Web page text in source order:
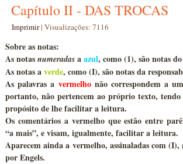
Capítulo II - DAS TROCAS
Imprimir|Visualizações: 7116
Sobre as notas:
As notasnumeradas aazul, como(1), são notas
As notas averde, como (I), são notas da
As palavras a vermelhonão correspondem a
portanto, não pertencem ao próprio texto,
propósito de lhe facilitar a leitura.
Os comentários a vermelho que estão entre
“a mais”, e visam, igualmente, facilitar a leitura.
Aparecem ainda a vermelho, assinaladas com(I),
por Engels.